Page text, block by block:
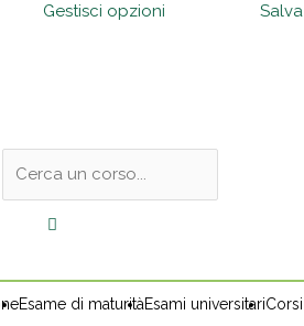
Gestisci opzioni
Esame di maturitàEsami universitari